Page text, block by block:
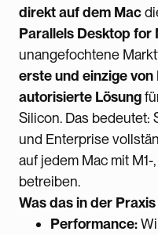
direkt auf dem Mac
Parallels Desktop for
unangefochtene
erste und einzige
autorisierte Lösung
Silicon. Das bedeutet:
und Enterprise
auf jedem Mac mit
betreiben.
Was das in der
Performance: